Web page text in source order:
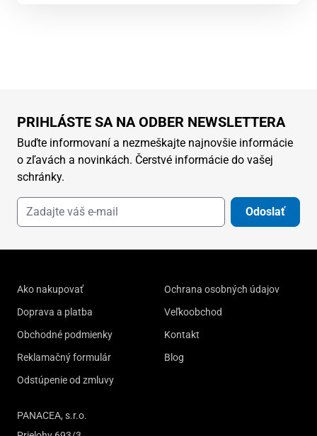
PRIHLÁSTE SA NA ODBER NEWSLETTERA
Buďte informovaní a nezmeškajte najnovšie informácie
o zľavách a novinkách. Čerstvé informácie do vašej
schránky.
Odoslať
Ako nakupovať
Doprava a platba
Obchodné podmienky
Reklamačný formulár
Odstúpenie od zmluvy
Ochrana osobných údajov
Veľkoobchod
Kontakt
Blog
PANACEA, s.r.o.